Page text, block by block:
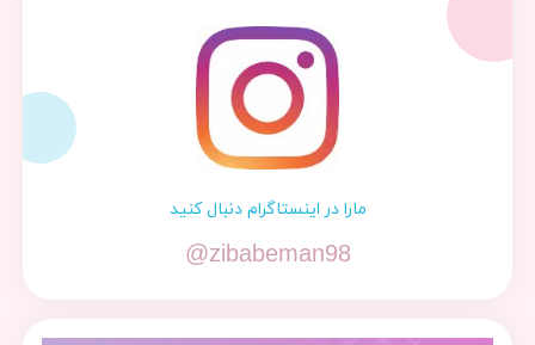
مارا در اینستاگرام دنبال کنید
@zibabeman98